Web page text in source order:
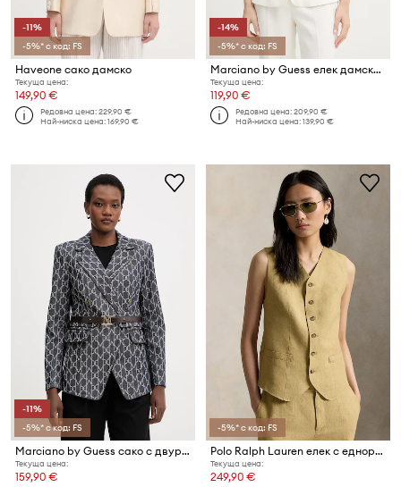
-11%
-5%* с код: FS
Haveone сако дамско
Текуща цена:
149,90 €
Редовна цена:229,90 €
Най-ниска цена:169,90 €
-14%
-5%* с код: FS
Marciano by Guess елек дамски от вискоза GRETHA
Текуща цена:
119,90 €
Редовна цена:209,90 €
Най-ниска цена:139,90 €
-11%
-5%* с код: FS
Marciano by Guess сако с двуредно закопчаване дамско дънково LIAN
Текуща цена:
159,90 €
-5%* с код: FS
Polo Ralph Lauren елек с едноредно закопчаване дамски ленен
Текуща цена:
249,90 €